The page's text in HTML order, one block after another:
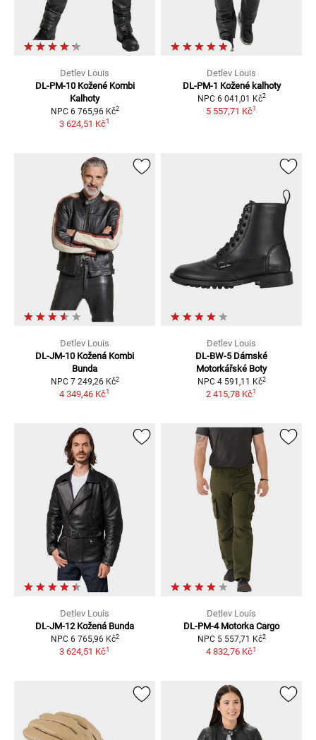
Detlev Louis
DL-PM-10 Kožené Kombi
Kalhoty
NPC 6 765,96 Kč2
3 624,51 Kč1
Detlev Louis
DL-PM-1 Kožené kalhoty
NPC 6 041,01 Kč2
5 557,71 Kč1
Detlev Louis
DL-JM-10 Kožená Kombi
Bunda
NPC 7 249,26 Kč2
4 349,46 Kč1
Detlev Louis
DL-BW-5 Dámské
Motorkářské Boty
NPC 4 591,11 Kč2
2 415,78 Kč1
Detlev Louis
DL-JM-12 Kožená Bunda
NPC 6 765,96 Kč2
3 624,51 Kč1
Detlev Louis
DL-PM-4 Motorka Cargo
NPC 5 557,71 Kč2
4 832,76 Kč1